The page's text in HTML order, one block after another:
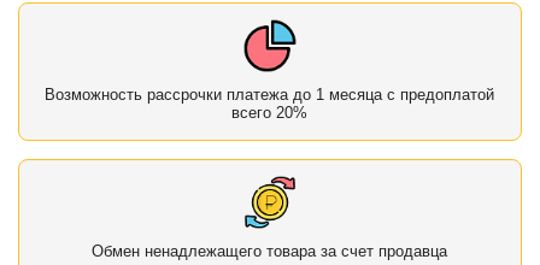
Возможность рассрочки платежа до 1 месяца с предоплатой
всего 20%
Обмен ненадлежащего товара за счет продавца